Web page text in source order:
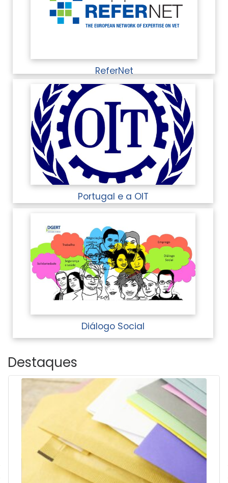
ReferNet
Portugal e a OIT
Diálogo Social
Destaques